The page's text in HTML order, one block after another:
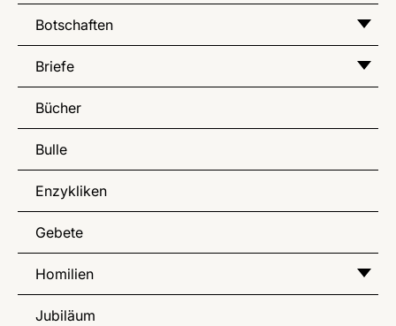
Botschaften
Briefe
Bücher
Bulle
Enzykliken
Gebete
Homilien
Jubiläum